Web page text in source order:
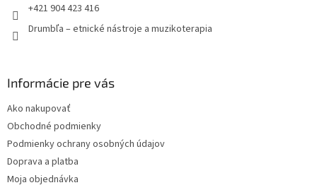
+421 904 423 416
Drumbľa – etnické nástroje a muzikoterapia
Informácie pre vás
Ako nakupovať
Obchodné podmienky
Podmienky ochrany osobných údajov
Doprava a platba
Moja objednávka